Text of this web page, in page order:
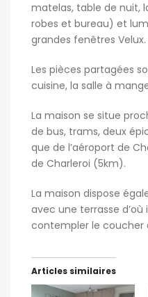
matelas, table de nuit,
robes et bureau) et
grandes fenêtres Velux.
Les pièces partagées
cuisine, la salle à
La maison se situe
de bus, trams, deux
que de l’aéroport de
de Charleroi (5km).
La maison dispose
avec une terrasse d’où
contempler le coucher
Articles similaires